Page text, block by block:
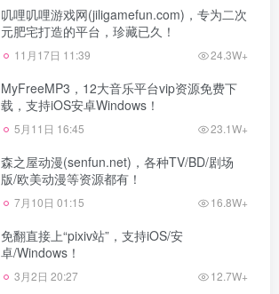
叽哩叽哩游戏网(jiligamefun.com)，专为二次
元肥宅打造的平台，珍藏已久！
11月17日 11:39 24.3W+
MyFreeMP3，12大音乐平台vip资源免费下
载，支持iOS安卓Windows！
5月11日 16:45 23.1W+
森之屋动漫(senfun.net)，各种TV/BD/剧场
版/欧美动漫等资源都有！
7月10日 01:15 16.8W+
免翻直接上“pixiv站”，支持iOS/安
卓/Windows！
3月2日 20:27 12.7W+